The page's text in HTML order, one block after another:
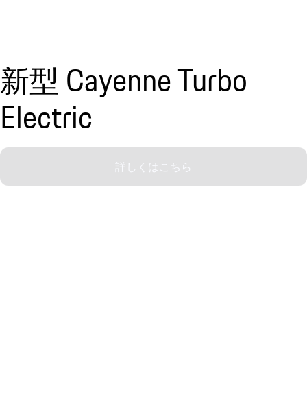
新型 Cayenne Turbo
Electric
詳しくはこちら